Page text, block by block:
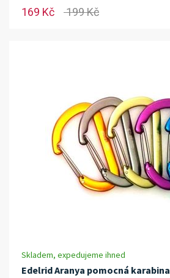
169 Kč 199 Kč
Skladem, expedujeme ihned
Edelrid Aranya pomocná karabina